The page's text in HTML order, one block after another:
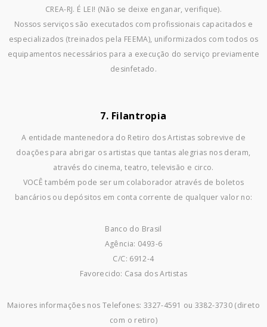
CREA-RJ. É LEI! (Não se deixe enganar, verifique).
Nossos serviços são executados com profissionais capacitados e
especializados (treinados pela FEEMA), uniformizados com todos os
equipamentos necessários para a execução do serviço previamente
desinfetado.
7. Filantropia
A entidade mantenedora do Retiro dos Artistas sobrevive de
doações para abrigar os artistas que tantas alegrias nos deram,
através do cinema, teatro, televisão e circo.
VOCÊ também pode ser um colaborador através de boletos
bancários ou depósitos em conta corrente de qualquer valor no:
Banco do Brasil
Agência: 0493-6
C/C: 6912-4
Favorecido: Casa dos Artistas
Maiores informações nos Telefones: 3327-4591 ou 3382-3730 (direto
com o retiro)